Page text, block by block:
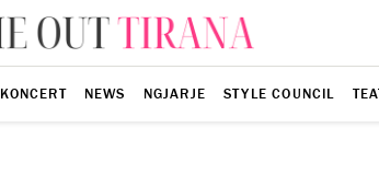
KONCERT NEWS NGJARJE STYLE COUNCIL